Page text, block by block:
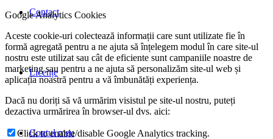
Contact
Licențe
Contul meu
Google Analytics Cookies
Aceste cookie-uri colectează informații care sunt utilizate fie în
formă agregată pentru a ne ajuta să înțelegem modul în care site-ul
nostru este utilizat sau cât de eficiente sunt campaniile noastre de
marketing sau pentru a ne ajuta să personalizăm site-ul web și
aplicația noastră pentru a vă îmbunătăți experiența.
Dacă nu doriți să vă urmărim visistul pe site-ul nostru, puteți
dezactiva urmărirea în browser-ul dvs. aici:
Click to enable/disable Google Analytics tracking.